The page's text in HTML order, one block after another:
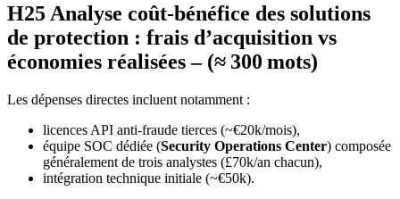
H25️ Analyse coût‑bénéfice des solutions
de protection : frais d’acquisition vs
économies réalisées – (≈ 300 mots)
Les dépenses directes incluent notamment :
licences API anti‑fraude tierces (~€20k/mois),
équipe SOC dédiée (Security Operations Center) composée
généralement de trois analystes (£70k/an chacun),
intégration technique initiale (~€50k).